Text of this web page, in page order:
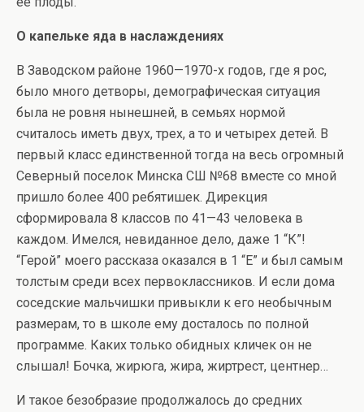
О капельке яда в наслаждениях
В Заводском районе 1960—1970-х годов, где я рос,
было много детворы, демографическая ситуация
была не ровня нынешней, в семьях нормой
считалось иметь двух, трех, а то и четырех детей. В
первый класс единственной тогда на весь огромный
Северный поселок Минска СШ №68 вместе со мной
пришло более 400 ребятишек. Дирекция
сформировала 8 классов по 41—43 человека в
каждом. Имелся, невиданное дело, даже 1 “К”!
“Герой” моего рассказа оказался в 1 “Е” и был самым
толстым среди всех первоклассников. И если дома
соседские мальчишки привыкли к его необычным
размерам, то в школе ему досталось по полной
программе. Каких только обидных кличек он не
слышал! Бочка, жирюга, жира, жиртрест, центнер…
И такое безобразие продолжалось до средних